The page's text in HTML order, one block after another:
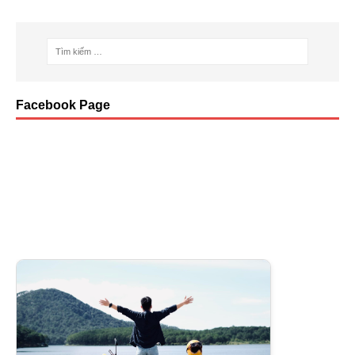
Facebook Page